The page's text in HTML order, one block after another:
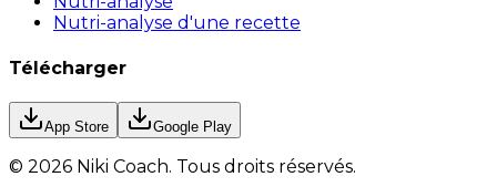
Nutri-analyse d'une recette
Télécharger
App Store Google Play
© 2026 Niki Coach. Tous droits réservés.